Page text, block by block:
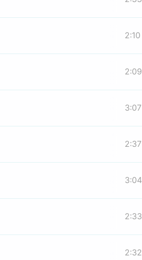
2:10
2:09
3:07
2:37
3:04
2:33
2:32